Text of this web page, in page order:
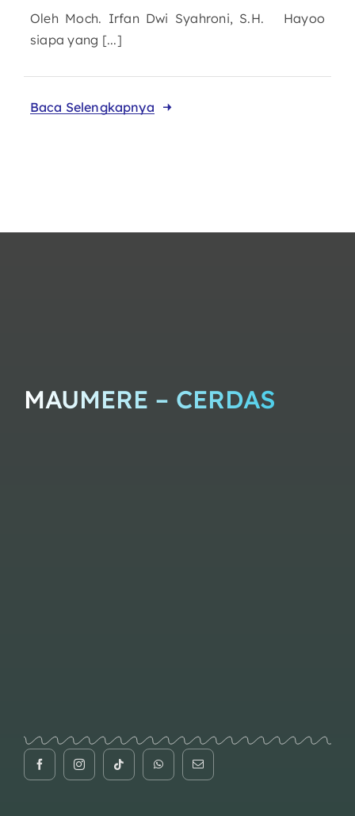
Oleh Moch. Irfan Dwi Syahroni, S.H. Hayoo
siapa yang [...]
Baca Selengkapnya
MAUMERE – CERDAS